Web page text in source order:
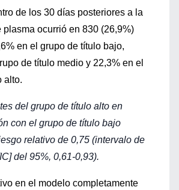
de los 30 días posteriores a la
plasma ocurrió en 830 (26,9%)
en el grupo de título bajo,
de título medio y 22,3% en el
alto.
del grupo de título alto en
con el grupo de título bajo
relativo de 0,75 (intervalo de
del 95%, 0,61-0,93).
en el modelo completamente